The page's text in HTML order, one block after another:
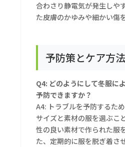
合わさり静電気が発生しや
た皮膚のかゆみや細かい傷
予防策とケア方法
Q4: どのようにして冬服に
予防できますか？
A4: トラブルを予防するた
サイズと素材の服を選ぶこ
性の良い素材で作られた服
た、定期的に服を脱ぎ着さ